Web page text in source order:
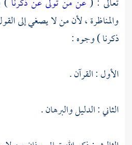
والمناظرة ، لأن من لا يصغي إلى
ذكرنا ) وجوه :
الأول : القرآن .
الثاني : الدليل والبرهان .